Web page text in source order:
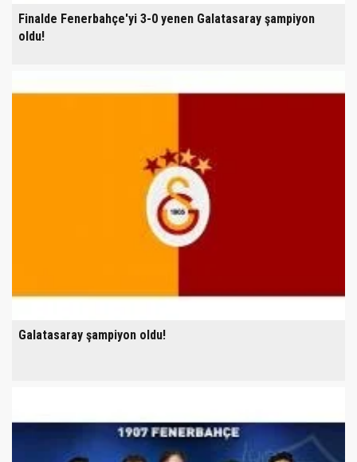
Finalde Fenerbahçe'yi 3-0 yenen Galatasaray şampiyon
oldu!
Galatasaray şampiyon oldu!